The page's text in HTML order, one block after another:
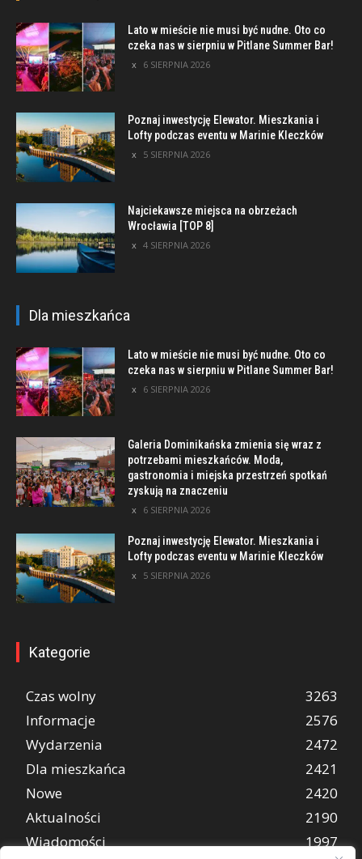
Lato w mieście nie musi być nudne. Oto co
czeka nas w sierpniu w Pitlane Summer Bar!
6 SIERPNIA 2026
Poznaj inwestycję Elewator. Mieszkania i
Lofty podczas eventu w Marinie Kleczków
5 SIERPNIA 2026
Najciekawsze miejsca na obrzeżach
Wrocławia [TOP 8]
4 SIERPNIA 2026
Dla mieszkańca
Lato w mieście nie musi być nudne. Oto co
czeka nas w sierpniu w Pitlane Summer Bar!
6 SIERPNIA 2026
Galeria Dominikańska zmienia się wraz z
potrzebami mieszkańców. Moda,
gastronomia i miejska przestrzeń spotkań
zyskują na znaczeniu
6 SIERPNIA 2026
Poznaj inwestycję Elewator. Mieszkania i
Lofty podczas eventu w Marinie Kleczków
5 SIERPNIA 2026
Kategorie
Czas wolny
3263
Informacje
2576
Wydarzenia
2472
Dla mieszkańca
2421
Nowe
2420
Aktualności
2190
Wiadomości
1997